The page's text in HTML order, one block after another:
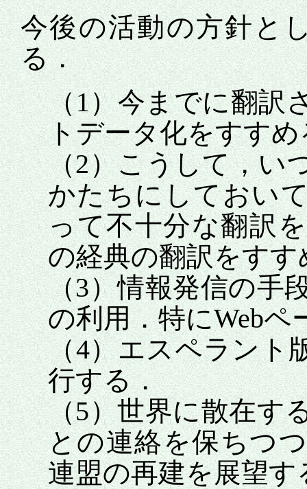
今後の活動の方針と
る．
（1）今までに翻訳
トデータ化をすすめ
（2）こうして，い
かたちにしておい
って不十分な翻訳
の経典の翻訳をすす
（3）情報発信の手
の利用．特にWebペ
（4）エスペラント
行する．
（5）世界に散在す
との連絡を保ちつ
連盟の再建を展望す